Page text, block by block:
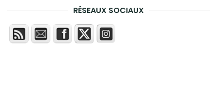
RÉSEAUX SOCIAUX